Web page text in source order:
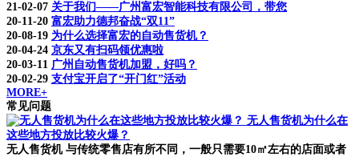
21-02-07 关于我们——广州富宏智能科技有限公司，带您
20-11-20 富宏助力德邦奋战“双11”
20-08-19 为什么选择富宏的自动售货机？
20-04-24 京东又有扫码领优惠啦
20-03-11 广州自动售货机加盟，好吗？
20-02-29 支付宝开启了“开门红”活动
MORE+
常见问题
无人售货机为什么在
这些地方投放比较火爆？
无人售货机 与传统零售店有所不同，一般只需要10㎡左右的店面或者